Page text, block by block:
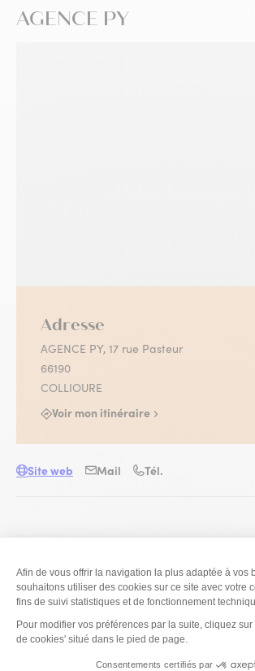
AGENCE PY
12h30 et de 14h30 à 18h30. Le samedi de
(l'après-midi sur rendez-vous)
Autres horaires possibles sur rendez-
Adresse
AGENCE PY, 17 rue Pasteur
66190
COLLIOURE
Voir mon itinéraire
Site web Mail Tél.